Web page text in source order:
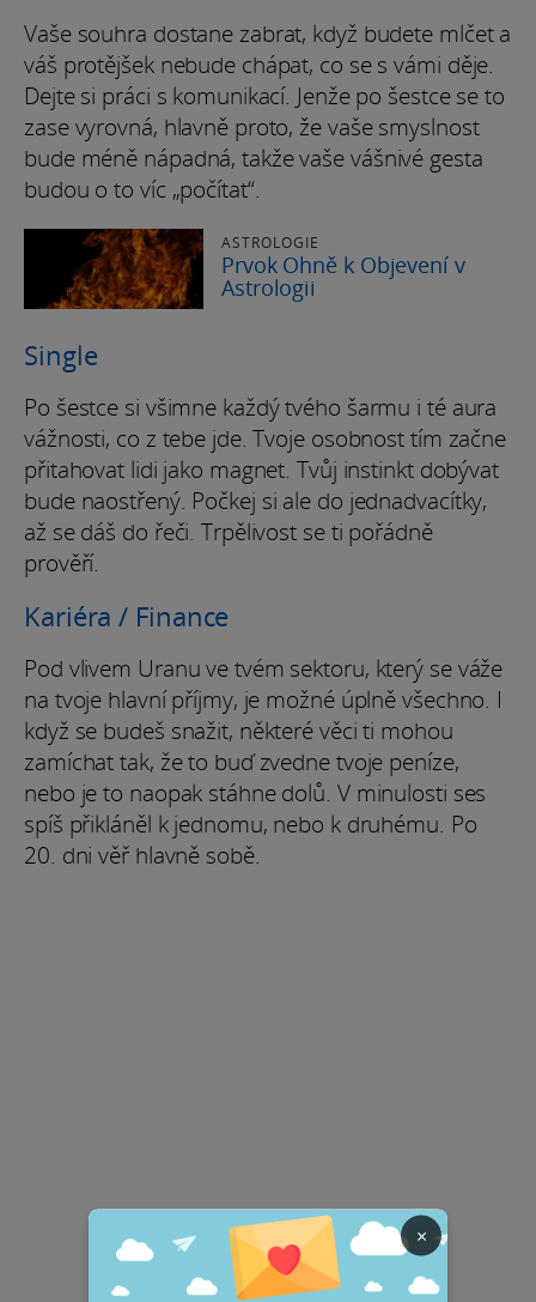
Vaše souhra dostane zabrat, když budete mlčet a
váš protějšek nebude chápat, co se s vámi děje.
Dejte si práci s komunikací. Jenže po šestce se to
zase vyrovná, hlavně proto, že vaše smyslnost
bude méně nápadná, takže vaše vášnivé gesta
budou o to víc „počítat“.
ASTROLOGIE
Prvok Ohně k Objevení v
Astrologii
Single
Po šestce si všimne každý tvého šarmu i té aura
vážnosti, co z tebe jde. Tvoje osobnost tím začne
přitahovat lidi jako magnet. Tvůj instinkt dobývat
bude naostřený. Počkej si ale do jednadvacítky,
až se dáš do řeči. Trpělivost se ti pořádně
prověří.
Kariéra / Finance
Pod vlivem Uranu ve tvém sektoru, který se váže
na tvoje hlavní příjmy, je možné úplně všechno. I
když se budeš snažit, některé věci ti mohou
zamíchat tak, že to buď zvedne tvoje peníze,
nebo je to naopak stáhne dolů. V minulosti ses
spíš přikláněl k jednomu, nebo k druhému. Po
20. dni věř hlavně sobě.
×